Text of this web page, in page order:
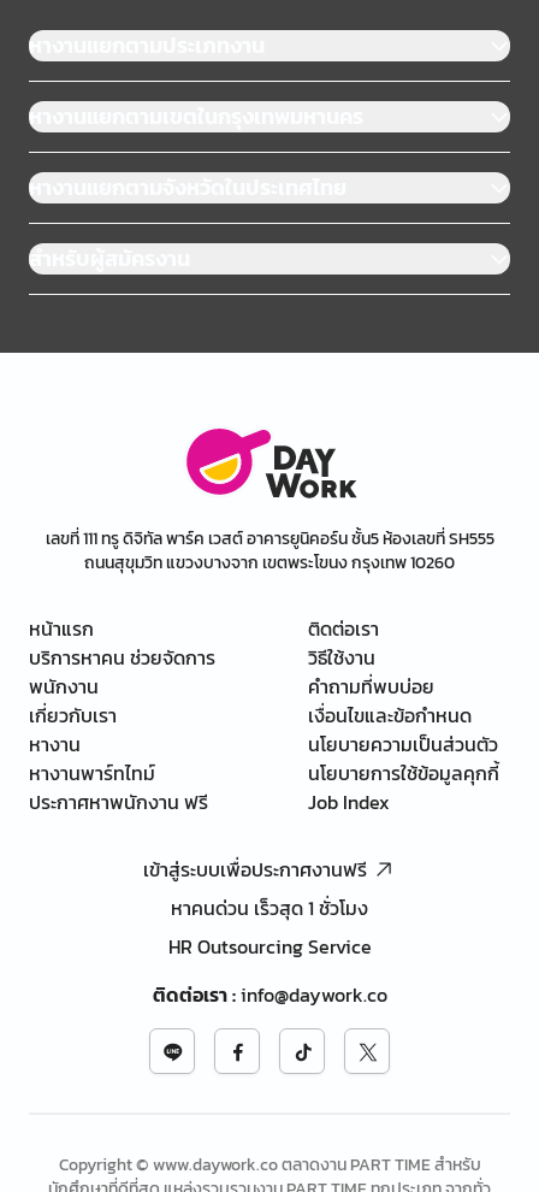
หางานแยกตามประเภทงาน
หางานแยกตามเขตในกรุงเทพมหานคร
หางานแยกตามจังหวัดในประเทศไทย
สำหรับผู้สมัครงาน
เลขที่ 111 ทรู ดิจิทัล พาร์ค เวสต์ อาคารยูนิคอร์น ชั้น5 ห้องเลขที่ SH555
ถนนสุขุมวิท แขวงบางจาก เขตพระโขนง กรุงเทพ 10260
หน้าแรก
บริการหาคน ช่วยจัดการ
พนักงาน
เกี่ยวกับเรา
หางาน
หางานพาร์ทไทม์
ประกาศหาพนักงาน ฟรี
ติดต่อเรา
วิธีใช้งาน
คำถามที่พบบ่อย
เงื่อนไขและข้อกำหนด
นโยบายความเป็นส่วนตัว
นโยบายการใช้ข้อมูลคุกกี้
Job Index
เข้าสู่ระบบเพื่อประกาศงานฟรี
หาคนด่วน เร็วสุด 1 ชั่วโมง
HR Outsourcing Service
ติดต่อเรา:info@daywork.co
Copyright © www.daywork.co ตลาดงาน PART TIME สำหรับ